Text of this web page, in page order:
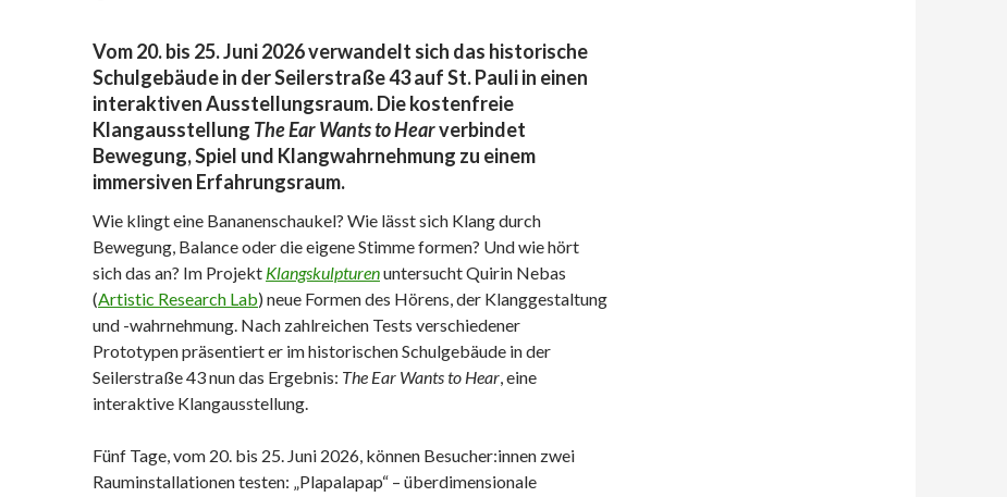
Vom 20. bis 25. Juni 2026 verwandelt sich das historische
Schulgebäude in der Seilerstraße 43 auf St. Pauli in einen
interaktiven Ausstellungsraum. Die kostenfreie
Klangausstellung The Ear Wants to Hearverbindet
Bewegung, Spiel und Klangwahrnehmung zu einem
immersiven Erfahrungsraum.
Wie klingt eine Bananenschaukel? Wie lässt sich Klang durch
Bewegung, Balance oder die eigene Stimme formen? Und wie hört
sich das an? Im Projekt Klangskulpturenuntersucht Quirin Nebas
(Artistic Research Lab) neue Formen des Hörens, der Klanggestaltung
und -wahrnehmung. Nach zahlreichen Tests verschiedener
Prototypen präsentiert er im historischen Schulgebäude in der
Seilerstraße 43 nun das Ergebnis: The Ear Wants to Hear, eine
interaktive Klangausstellung.
Fünf Tage, vom 20. bis 25. Juni 2026, können Besucher:innen zwei
Rauminstallationen testen: „Plapalapap“ – überdimensionale